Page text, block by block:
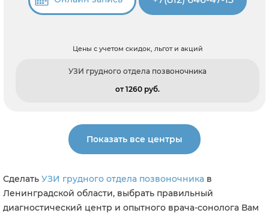
Цены с учетом скидок, льгот и акций
УЗИ грудного отдела позвоночника
от 1260 pуб.
Показать все центры
Сделать УЗИ грудного отдела позвоночника в
Ленинградской области, выбрать правильный
диагностический центр и опытного врача-сонолога Вам